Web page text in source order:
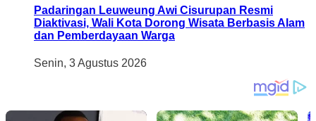
Padaringan Leuweung Awi Cisurupan Resmi
Diaktivasi, Wali Kota Dorong Wisata Berbasis Alam
dan Pemberdayaan Warga
Senin, 3 Agustus 2026